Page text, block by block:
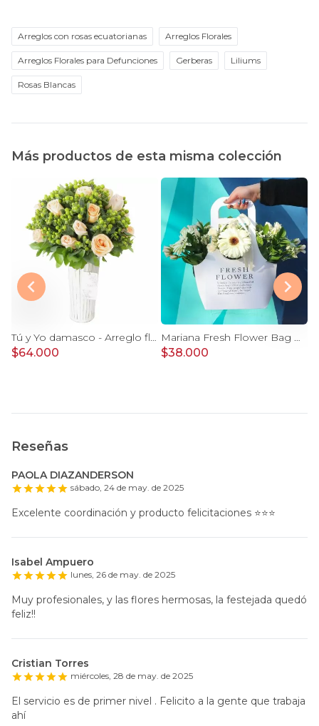
Arreglos con rosas ecuatorianas Arreglos Florales
Arreglos Florales para Defunciones Gerberas Liliums
Rosas Blancas
Más productos de esta misma colección
Tú y Yo damasco - Arreglo floral con rosas damasco e hypericum verde
$64.000
Mariana Fresh Flower Bag Blanco - Arreglo Floral con gerberas, minirosas y limonium blanco
$38.000
Reseñas
PAOLA DIAZANDERSON
sábado, 24 de may. de 2025
Excelente coordinación y producto felicitaciones ⭐️⭐️⭐️
Isabel Ampuero
lunes, 26 de may. de 2025
Muy profesionales, y las flores hermosas, la festejada quedó
feliz!!
Cristian Torres
miércoles, 28 de may. de 2025
El servicio es de primer nivel . Felicito a la gente que trabaja
ahí